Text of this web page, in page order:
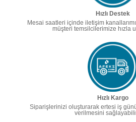
Hızlı Destek
Mesai saatleri içinde iletişim
müşteri temsilcilerimize hızla
Hızlı Kargo
Siparişlerinizi oluşturarak ertesi iş
verilmesini